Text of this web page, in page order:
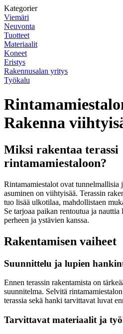
Kategorier
Viemäri
Neuvonta
Tuotteet
Materiaalit
Koneet
Eristys
Rakennusalan yritys
Työkalu
Rakenna
Miksi rakentaa terassi
rintamamiestaloon?
Rintamamiestalot ovat tunnelmallisia
asuminen on viihtyisää. Terassin
tuo lisää ulkotilaa, mahdollistaen
Se tarjoaa paikan rentoutua ja nauttia
perheen ja ystävien kanssa.
Rakentamisen vaiheet
Suunnittelu ja lupien
Ennen terassin rakentamista on
suunnitelma. Selvitä
terassia sekä hanki tarvittavat luvat
Tarvittavat materiaalit ja